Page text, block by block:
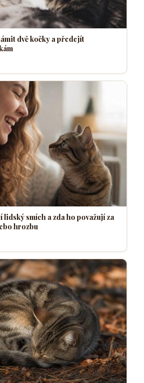
dvě kočky a předejít
lidský smích a zda ho považují za
hrozbu